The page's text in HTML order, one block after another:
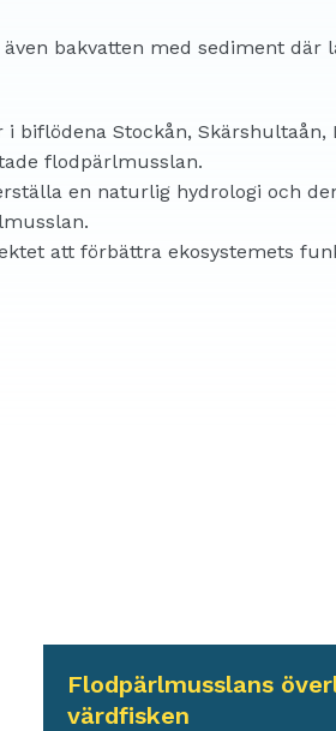
bakvatten med sediment där
Stockån, Skärshultaån,
flodpärlmusslan.
en naturlig hydrologi och
att förbättra ekosystemets
Flodpärlmusslans
värdfisken